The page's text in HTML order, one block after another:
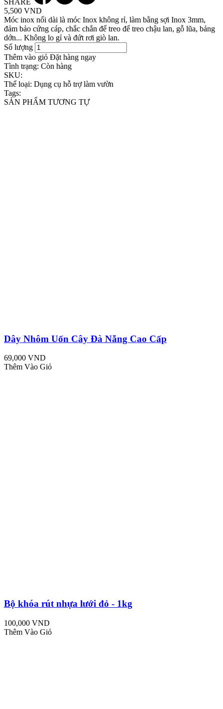
5,500 VND
Móc inox nối dài là móc Inox không rỉ, làm bằng sợi Inox 3mm,
đảm bảo cứng cáp, chắc chắn để treo để treo chậu lan, gỗ lũa, bảng
dớn... Không lo gỉ và đứt rơi giò lan.
Số lượng
Thêm vào giỏ Đặt hàng ngay
Tình trạng: Còn hàng
SKU:
Thể loại: Dụng cụ hỗ trợ làm vườn
Tags:
SẢN PHẨM TƯƠNG TỰ
Dây Nhôm Uốn Cây Đà Nẵng Cao Cấp
69,000 VND
Thêm Vào Giỏ
Bộ khóa rút nhựa lưới đỏ - 1kg
100,000 VND
Thêm Vào Giỏ